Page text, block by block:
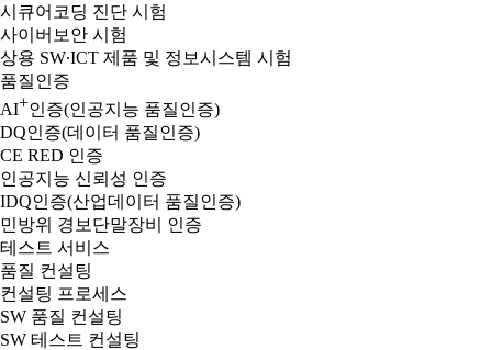
시큐어코딩 진단 시험
사이버보안 시험
상용 SW∙ICT 제품 및 정보시스템 시험
품질인증
AI+인증(인공지능 품질인증)
DQ인증(데이터 품질인증)
CE RED 인증
인공지능 신뢰성 인증
IDQ인증(산업데이터 품질인증)
민방위 경보단말장비 인증
테스트 서비스
품질 컨설팅
컨설팅 프로세스
SW 품질 컨설팅
SW 테스트 컨설팅